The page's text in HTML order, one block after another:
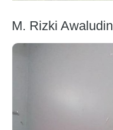
M. Rizki Awaludin